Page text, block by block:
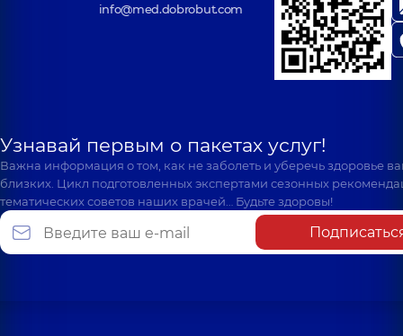
info@med.dobrobut.com
Узнавай первым о пакетах услуг!
Важна информация о том, как не заболеть и уберечь здоровье
близких. Цикл подготовленных экспертами сезонных
тематических советов наших врачей… Будьте здоровы!